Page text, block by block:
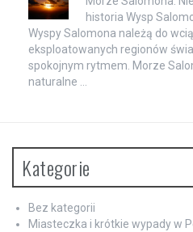
historia Wysp
Wyspy Salomona należą do
eksploatowanych regionów
spokojnym rytmem. Morze
naturalne …
Kategorie
Bez kategorii
Miasteczka i krótkie wypady w